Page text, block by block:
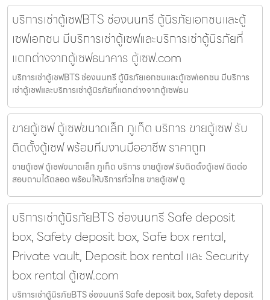
บริการเช่าตู้เซฟBTS ช่องนนทรี ตู้นิรภัยเอกชนและตู้
เซฟเอกชน มีบริการเช่าตู้เซฟและบริการเช่าตู้นิรภัยที่
แตกต่างจากตู้เซฟธนาคาร ตู้เซฟ.com
บริการเช่าตู้เซฟBTS ช่องนนทรี ตู้นิรภัยเอกชนและตู้เซฟเอกชน มีบริการ
เช่าตู้เซฟและบริการเช่าตู้นิรภัยที่แตกต่างจากตู้เซฟธน
ขายตู้เซฟ ตู้เซฟขนาดเล็ก ภูเก็ต บริการ ขายตู้เซฟ รับ
ติดตั้งตู้เซฟ พร้อมทีมงานมืออาชีพ ราคาถูก
ขายตู้เซฟ ตู้เซฟขนาดเล็ก ภูเก็ต บริการ ขายตู้เซฟ รับติดตั้งตู้เซฟ ติดต่อ
สอบถามได้ตลอด พร้อมให้บริการทั่วไทย ขายตู้เซฟ ตู
บริการเช่าตู้นิรภัยBTS ช่องนนทรี Safe deposit
box, Safety deposit box, Safe box rental,
Private vault, Deposit box rental และ Security
box rental ตู้เซฟ.com
บริการเช่าตู้นิรภัยBTS ช่องนนทรี Safe deposit box, Safety deposit